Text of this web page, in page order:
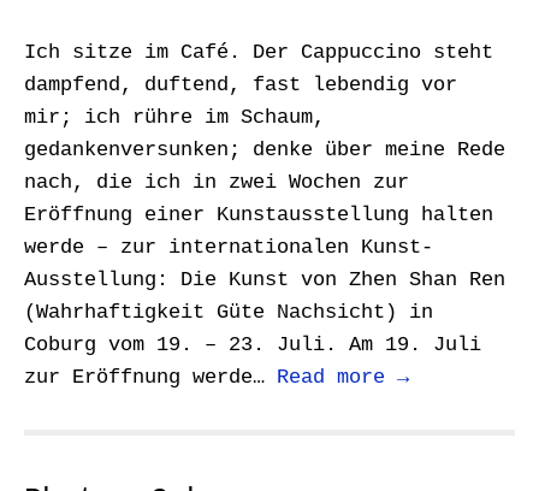
Ich sitze im Café. Der Cappuccino steht
dampfend, duftend, fast lebendig vor
mir; ich rühre im Schaum,
gedankenversunken; denke über meine Rede
nach, die ich in zwei Wochen zur
Eröffnung einer Kunstausstellung halten
werde – zur internationalen Kunst-
Ausstellung: Die Kunst von Zhen Shan Ren
(Wahrhaftigkeit Güte Nachsicht) in
Coburg vom 19. – 23. Juli. Am 19. Juli
zur Eröffnung werde… Read more →